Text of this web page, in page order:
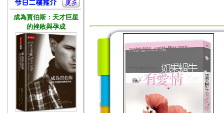
成為賈伯斯：天才巨星
的挫敗與孕成